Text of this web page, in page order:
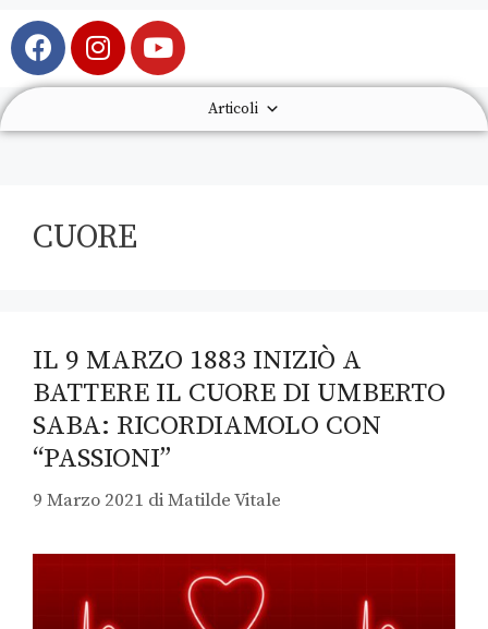
Articoli
CUORE
IL 9 MARZO 1883 INIZIÒ A
BATTERE IL CUORE DI UMBERTO
SABA: RICORDIAMOLO CON
“PASSIONI”
9 Marzo 2021 diMatilde Vitale